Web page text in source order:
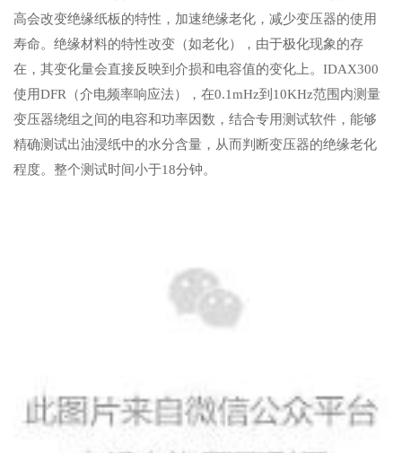
高会改变绝缘纸板的特性，加速绝缘老化，减少变压器的使用
寿命。绝缘材料的特性改变（如老化），由于极化现象的存
在，其变化量会直接反映到介损和电容值的变化上。IDAX300
使用DFR（介电频率响应法），在0.1mHz到10KHz范围内测量
变压器绕组之间的电容和功率因数，结合专用测试软件，能够
精确测试出油浸纸中的水分含量，从而判断变压器的绝缘老化
程度。整个测试时间小于18分钟。